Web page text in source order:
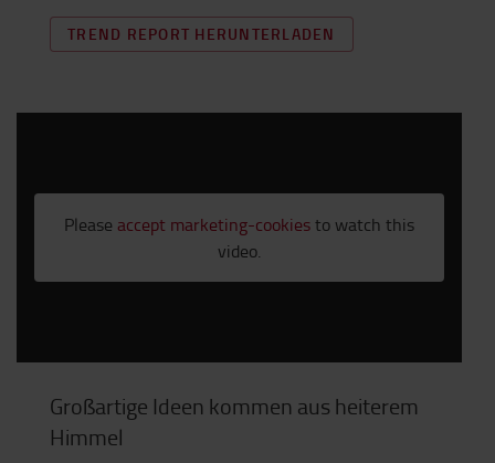
TREND REPORT HERUNTERLADEN
Please accept marketing-cookiesto watch this
video.
Großartige Ideen kommen aus heiterem
Himmel